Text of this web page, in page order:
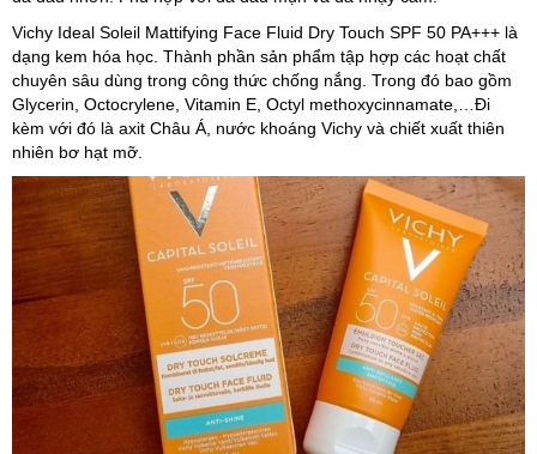
Vichy Ideal Soleil Mattifying Face Fluid Dry Touch SPF 50 PA+++ là
dạng kem hóa học. Thành phần sản phẩm tập hợp các hoạt chất
chuyên sâu dùng trong công thức chống nắng. Trong đó bao gồm
Glycerin, Octocrylene, Vitamin E, Octyl methoxycinnamate,…Đi
kèm với đó là axit Châu Á, nước khoáng Vichy và chiết xuất thiên
nhiên bơ hạt mỡ.